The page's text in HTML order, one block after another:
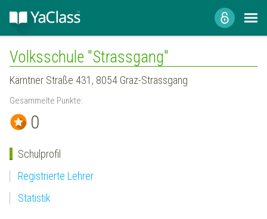
Volksschule "Strassgang"
Kärntner Straße 431, 8054 Graz-Strassgang
Gesammelte Punkte:
0
Schulprofil
Registrierte Lehrer
Statistik